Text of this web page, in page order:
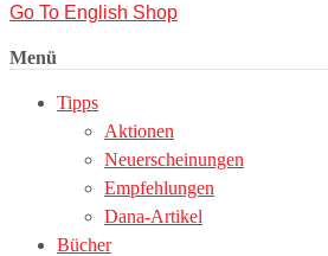
Go To English Shop
Menü
Tipps
Aktionen
Neuerscheinungen
Empfehlungen
Dana-Artikel
Bücher